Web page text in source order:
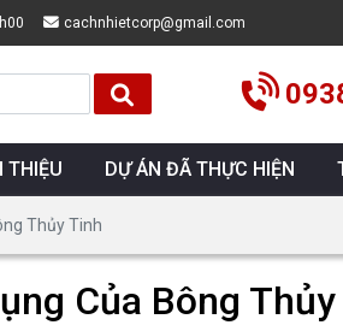
cachnhietcorp@gmail.com
THIỆU DỰ ÁN ĐÃ THỰC HIỆN
Thủy Tinh
Của Bông